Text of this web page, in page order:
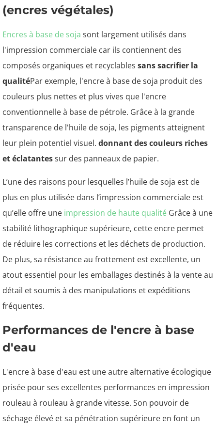
(encres végétales)
Encres à base de soja sont largement utilisés dans
l'impression commerciale car ils contiennent des
composés organiques et recyclables sans sacrifier la
qualitéPar exemple, l'encre à base de soja produit des
couleurs plus nettes et plus vives que l'encre
conventionnelle à base de pétrole. Grâce à la grande
transparence de l'huile de soja, les pigments atteignent
leur plein potentiel visuel. donnant des couleurs riches
et éclatantessur des panneaux de papier.
L’une des raisons pour lesquelles l’huile de soja est de
plus en plus utilisée dans l’impression commerciale est
qu’elle offre une impression de haute qualité Grâce à une
stabilité lithographique supérieure, cette encre permet
de réduire les corrections et les déchets de production.
De plus, sa résistance au frottement est excellente, un
atout essentiel pour les emballages destinés à la vente au
détail et soumis à des manipulations et expéditions
fréquentes.
Performances de l'encre à base
d'eau
L'encre à base d'eau est une autre alternative écologique
prisée pour ses excellentes performances en impression
rouleau à rouleau à grande vitesse. Son pouvoir de
séchage élevé et sa pénétration supérieure en font un